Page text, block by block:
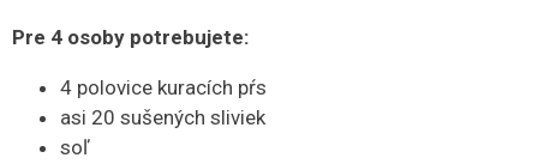
Pre 4 osoby potrebujete:
4 polovice kuracích pŕs
asi 20 sušených sliviek
soľ